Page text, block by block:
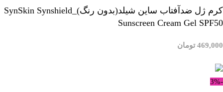
کرم ژل ضدآفتاب ساین شیلد(بدون رنگ)_SynSkin Synshield
Sunscreen Cream Gel SPF50
469,000 تومان
-3%